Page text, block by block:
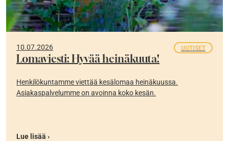
10.07.2026 UUTISET
Lomaviesti: Hyvää heinäkuuta!
Henkilökuntamme viettää kesälomaa heinäkuussa.
Asiakaspalvelumme on avoinna koko kesän.
Lue lisää ›